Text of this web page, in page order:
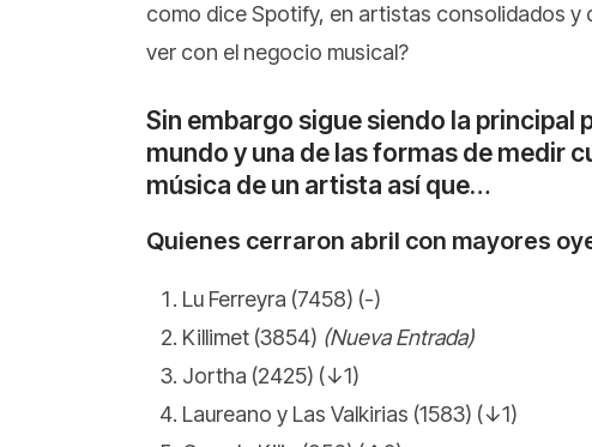
como dice Spotify, en artistas consolidados y
ver con el negocio musical?
Sin embargo sigue siendo la principal
mundo y una de las formas de medir
música de un artista así que…
Quienes cerraron abril con mayores
Lu Ferreyra (7458) (-)
Killimet (3854) (Nueva Entrada)
Jortha (2425) (↓1)
Laureano y Las Valkirias (1583) (↓1)